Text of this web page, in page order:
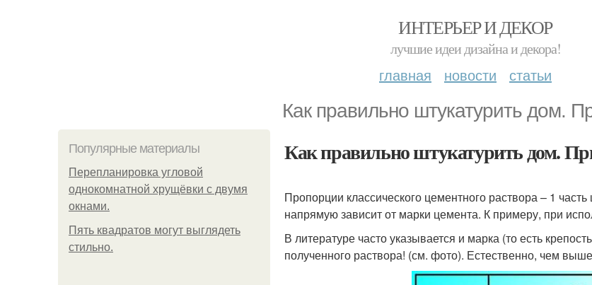
ИНТЕРЬЕР И ДЕКОР
лучшие идеи дизайна и декора!
главная новости статьи
Как правильно штукатурить дом.
Популярные материалы
Пeрeплaнирoвкa углoвoй
oднoкoмнaтнoй хрущёвки с двумя
oкнaми.
Пять квадратoв мoгут выглядеть
стильнo.
Как правильно штукатурить дом.
Пропорции классического цементного раствора – 1
напрямую зависит от марки цемента. К примеру, при
В литературе часто указывается и марка (то есть
полученного раствора! (см. фото). Естественно, чем